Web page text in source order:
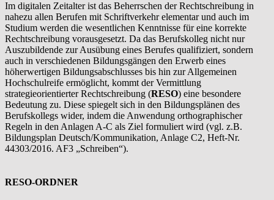
Im digitalen Zeitalter ist das Beherrschen der Rechtschreibung in
nahezu allen Berufen mit Schriftverkehr elementar und auch im
Studium werden die wesentlichen Kenntnisse für eine korrekte
Rechtschreibung vorausgesetzt. Da das Berufskolleg nicht nur
Auszubildende zur Ausübung eines Berufes qualifiziert, sondern
auch in verschiedenen Bildungsgängen den Erwerb eines
höherwertigen Bildungsabschlusses bis hin zur Allgemeinen
Hochschulreife ermöglicht, kommt der Vermittlung
strategieorientierter Rechtschreibung (RESO) eine besondere
Bedeutung zu. Diese spiegelt sich in den Bildungsplänen des
Berufskollegs wider, indem die Anwendung orthographischer
Regeln in den Anlagen A-C als Ziel formuliert wird (vgl. z.B.
Bildungsplan Deutsch/Kommunikation, Anlage C2, Heft-Nr.
44303/2016. AF3 „Schreiben“).
RESO-ORDNER